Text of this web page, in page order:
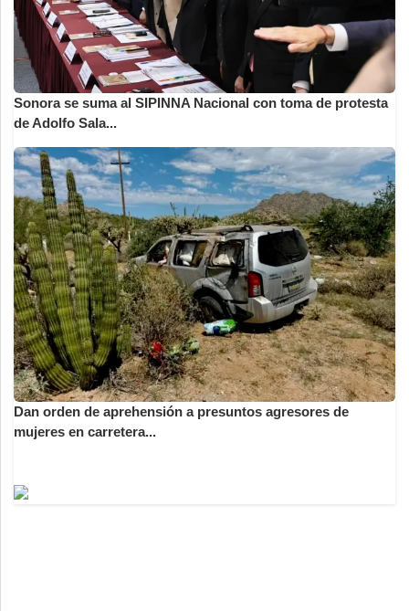
Sonora se suma al SIPINNA Nacional con toma de protesta
de Adolfo Sala...
Dan orden de aprehensión a presuntos agresores de
mujeres en carretera...